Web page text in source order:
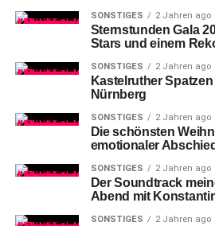
SONSTIGES 2 Jahren ago
Sternstunden Gala
Stars und einem
SONSTIGES 2 Jahren ago
Kastelruther
Nürnberg
SONSTIGES 2 Jahren ago
Die schönsten
emotionaler
SONSTIGES 2 Jahren ago
Der Soundtrack
Abend mit
SONSTIGES 2 Jahren ago